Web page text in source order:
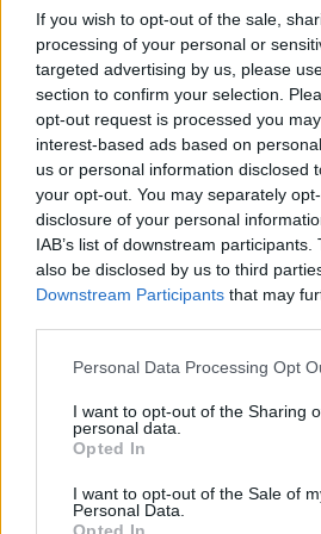
If you wish to opt-out of the sale,
processing of your personal or
targeted advertising by us, please
section to confirm your selection.
opt-out request is processed you
interest-based ads based on
us or personal information disclosed
your opt-out. You may separately
disclosure of your personal
IAB’s list of downstream
also be disclosed by us to third
Downstream Participants that may
Personal Data Processing Opt
I want to opt-out of the Sharing
personal data.
Opted In
I want to opt-out of the Sale of
Personal Data.
samobójstwa. obserwuję,
odruchy zmiany zdania, a
poderwać. soczewki
dopiero niedawno, i jestem w
emocje człowieka odbieram
tak". nie chcę tego pisać -
gdzie trzeba uważać co się
że jest lepiej, bo nic nie ma.
dużo perswazji, 2 przytłacza
zostanę w domu.
terapeutów i widzę że ktoś
crash654
Mam 22 lata i jestem w
momencie swojego
pomoc aby
Witam, Piszę ten post
pomocy. Mam 22 lata i
momencie swojego życia.
wszystkich bliskich którzy
rodziną nie mam w ogóle
miałem szczerą
przyjacielem i w nim
chaosu. Do tego wchodzą
imprezowanie tydzień w
oczywiście rezygnuje bo to
wyniszcza. Szukam terapii albo innej formy
pomocy może spotkania
uporządkowac chaos.
Forum:Kółko wsparcia
emocje nerwica
Reklama: